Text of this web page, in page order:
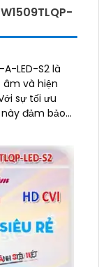
LED-S2 là
và hiện
đảm bảo